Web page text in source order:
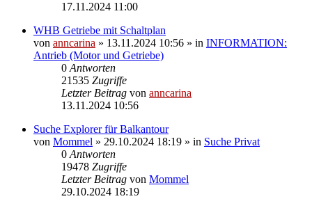
17.11.2024 11:00
WHB Getriebe mit Schaltplan
von anncarina » 13.11.2024 10:56 » in INFORMATION:
Antrieb (Motor und Getriebe)
0 Antworten
21535 Zugriffe
Letzter Beitrag von anncarina
13.11.2024 10:56
Suche Explorer für Balkantour
von Mommel » 29.10.2024 18:19 » in Suche Privat
0 Antworten
19478 Zugriffe
Letzter Beitrag von Mommel
29.10.2024 18:19